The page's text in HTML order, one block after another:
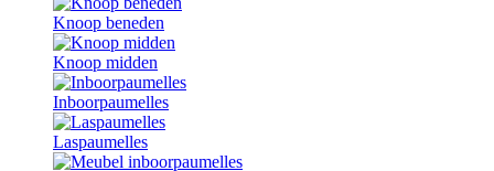
Knoop beneden
Knoop midden
Inboorpaumelles
Laspaumelles